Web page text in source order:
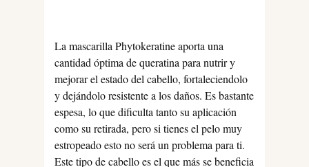
La mascarilla Phytokeratine aporta una
cantidad óptima de queratina para nutrir y
mejorar el estado del cabello, fortaleciendolo
y dejándolo resistente a los daños. Es bastante
espesa, lo que dificulta tanto su aplicación
como su retirada, pero si tienes el pelo muy
estropeado esto no será un problema para ti.
Este tipo de cabello es el que más se beneficia